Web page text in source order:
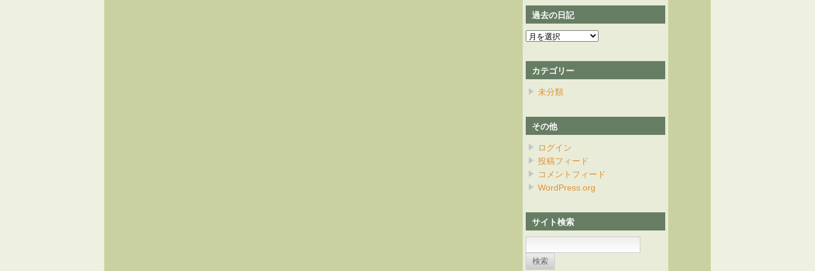
過去の日記
過
の
日
記
カテゴリー
未分類
その他
ログイン
投稿フィード
コメントフィード
WordPress.org
サイト検索
索: